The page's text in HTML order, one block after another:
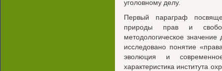
уголовному делу.
Первый параграф
природы прав и
методологическое
исследовано понятие
эволюция и
характеристика института